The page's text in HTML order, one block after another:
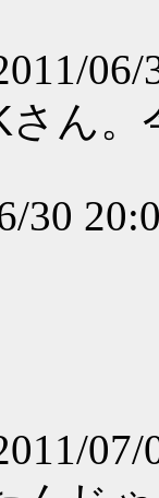
06/
さん
30